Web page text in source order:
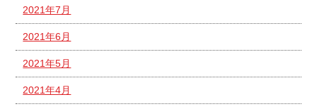
2021年7月
2021年6月
2021年5月
2021年4月